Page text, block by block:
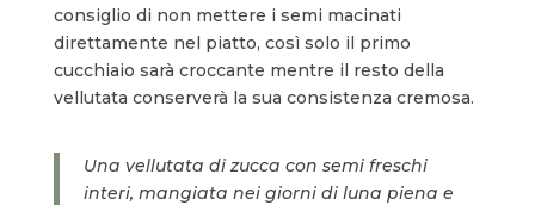
consiglio di non mettere i semi macinati
direttamente nel piatto, così solo il primo
cucchiaio sarà croccante mentre il resto della
vellutata conserverà la sua consistenza cremosa.
Una vellutata di zucca con semi freschi
interi, mangiata nei giorni di luna piena e